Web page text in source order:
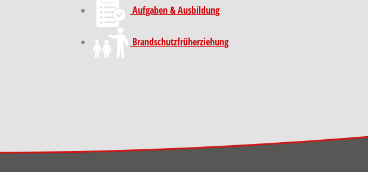
Aufgaben & Ausbildung
Brand­schutz­früh­erziehung